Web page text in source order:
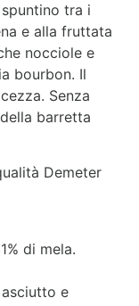
tra i
e alla fruttata
nocciole e
bourbon. Il
Senza
barretta
Demeter
di mela.
e